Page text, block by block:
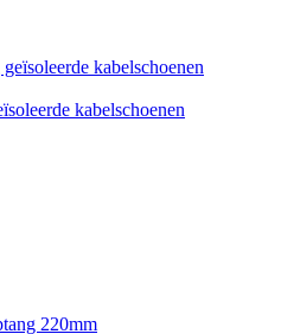
kabelschoenen